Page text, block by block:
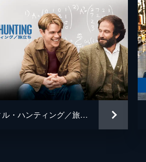
キャ
トム
ミー
デイ
ジョシ
グッド・ウィル・ハンティング／旅立ち